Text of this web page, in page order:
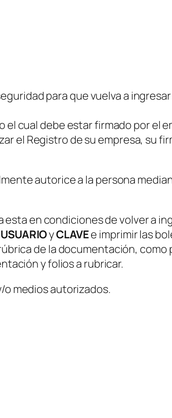
para que vuelva a
el cual debe estar firmado por el
el Registro de su empresa, su
autorice a la persona
en condiciones de volver a
USUARIOyCLAVEe imprimir las
de la documentación, como
y folios a rubricar.
o medios autorizados.